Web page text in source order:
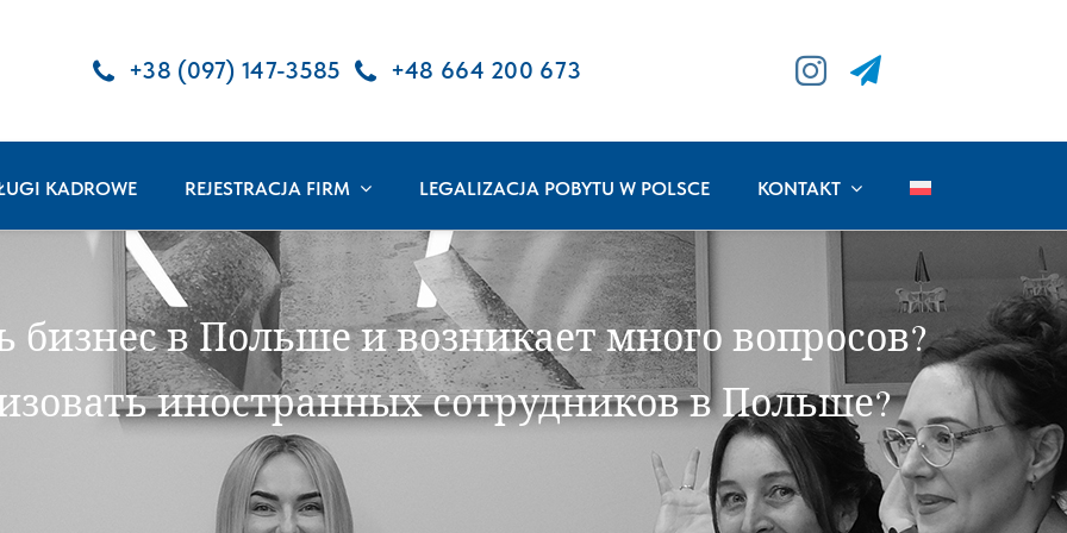
+38 (097) 147-3585 +48 664 200 673
KADROWE REJESTRACJA FIRM LEGALIZACJA POBYTU W POLSCE KONTAKT
иностранных сотрудников в Польше?
в Польше и возникает много вопросов?